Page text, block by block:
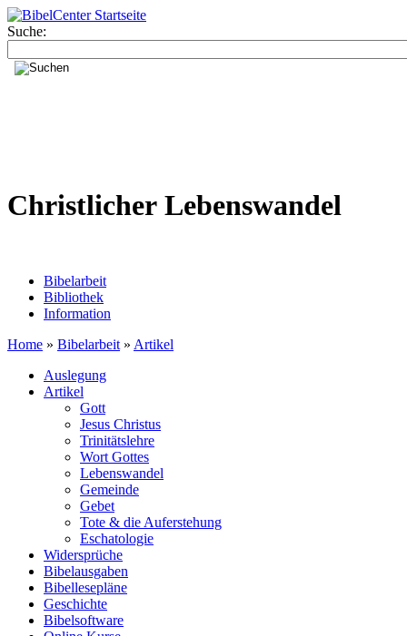
Suche:
Christlicher Lebenswandel
Bibelarbeit
Bibliothek
Information
Home » Bibelarbeit » Artikel
Auslegung
Artikel
Gott
Jesus Christus
Trinitätslehre
Wort Gottes
Lebenswandel
Gemeinde
Gebet
Tote & die Auferstehung
Eschatologie
Widersprüche
Bibelausgaben
Bibellesepläne
Geschichte
Bibelsoftware